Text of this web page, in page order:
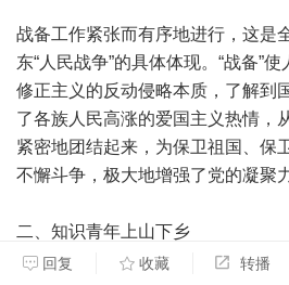
战备工作紧张而有序地进行，这是
东“人民战争”的具体体现。“战备”
修正主义的反动侵略本质，了解到
了各族人民高涨的爱国主义热情，
紧密地团结起来，为保卫祖国、保
不懈斗争，极大地增强了党的凝聚力
二、知识青年上山下乡
回复 收藏 转播